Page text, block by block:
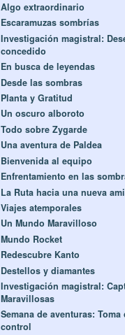
Algo extraordinario
Escaramuzas sombrías
Investigación magistral:
concedido
En busca de leyendas
Desde las sombras
Planta y Gratitud
Un oscuro alboroto
Todo sobre Zygarde
Una aventura de Paldea
Bienvenida al equipo
Enfrentamiento en las
La Ruta hacia una nueva
Viajes atemporales
Un Mundo Maravilloso
Mundo Rocket
Redescubre Kanto
Destellos y diamantes
Investigación magistral:
Maravillosas
Semana de aventuras: Toma
control